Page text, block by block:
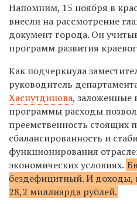
Напомним, 15 ноября в
внесли на рассмотрение
документ города. Он
программ развития
Как подчеркнула
руководитель
Хаснутдинова, заложенные
программы расходы
преемственность стоящих
сбалансированность и
функционирования
экономических условиях.
бездефицитный. И доходы,
28,2 миллиарда рублей.